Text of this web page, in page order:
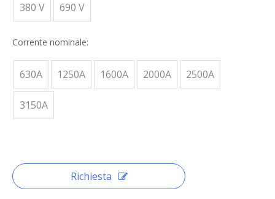
380 V 690 V
Corrente nominale:
630A 1250A 1600A 2000A 2500A
3150A
Richiesta